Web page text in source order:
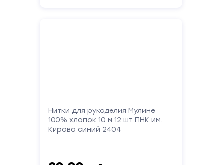
Нитки для рукоделия Мулине
100% хлопок 10 м 12 шт ПНК им.
Кирова синий 2404
Сообщение